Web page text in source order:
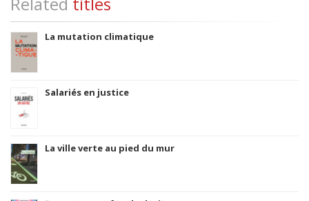
La mutation climatique
Salariés en justice
La ville verte au pied du mur